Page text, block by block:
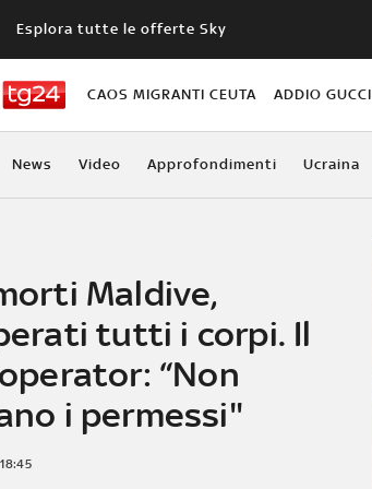
Esplora tutte le offerte Sky
CAOS MIGRANTI CEUTA ADDIO
News Video Approfondimenti Ucraina
Maldive,
tutti i corpi. Il
“Non
i permessi"